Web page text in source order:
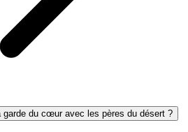
garde du cœur avec les pères du désert ?